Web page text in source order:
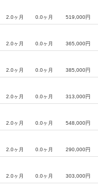
2.0ヶ月 0.0ヶ月 519,000円
2.0ヶ月 0.0ヶ月 365,000円
2.0ヶ月 0.0ヶ月 385,000円
2.0ヶ月 0.0ヶ月 313,000円
2.0ヶ月 0.0ヶ月 548,000円
2.0ヶ月 0.0ヶ月 290,000円
2.0ヶ月 0.0ヶ月 303,000円